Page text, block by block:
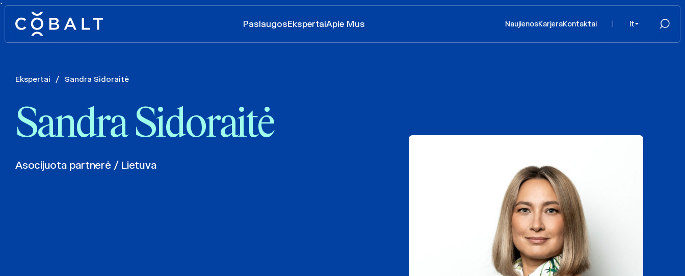
`
PaslaugosEkspertaiApie Mus NaujienosKarjeraKontaktai lt
Ekspertai / Sandra Sidoraitė
Sandra Sidoraitė
Asocijuota partnerė / Lietuva